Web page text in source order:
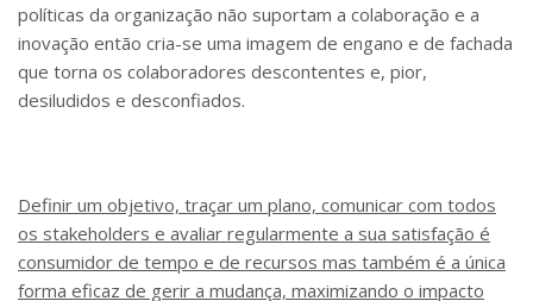
políticas da organização não suportam a colaboração e a
inovação então cria-se uma imagem de engano e de fachada
que torna os colaboradores descontentes e, pior,
desiludidos e desconfiados.
Definir um objetivo, traçar um plano, comunicar com todos
os stakeholders e avaliar regularmente a sua satisfação é
consumidor de tempo e de recursos mas também é a única
forma eficaz de gerir a mudança, maximizando o impacto